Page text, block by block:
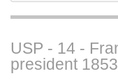
USP - 14 -
president